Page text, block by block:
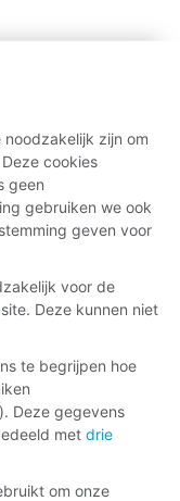
zijn om
cookies
geen
gebruiken we ook
geven voor
voor de
Deze kunnen niet
te begrijpen hoe
Deze gegevens
met drie
om onze